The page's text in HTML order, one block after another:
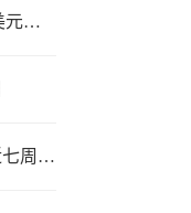
非农数据倒计时：8万人预期背后，美元方向面临重新选择
黄金交易提醒：金价单日暴涨4%创近七周新高，加息预期降温叠加霍尔木兹“暂停信号”，牛市重启了？